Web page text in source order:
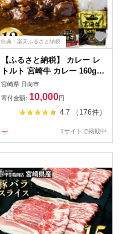
出典：楽天ふるさと納税
【ふるさと納税】 カレー レ
トルト 宮崎牛 カレー 160g
12袋 【選べる1回〜12回発
送】 [九州産商 宮崎県 日向市
452061185] ふるさと納税 レ
トルトカレー レンジ 簡単調
カレー 常備食 保存食 防災 備
宮崎県 日向市
寄付金額: 10,000円
4.7 （176件）
1サイトで掲載中